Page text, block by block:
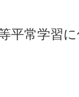
平常学習